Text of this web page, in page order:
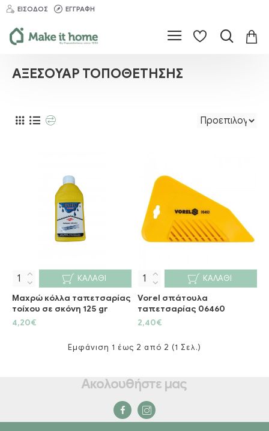
ΕΊΣΟΔΟΣ ΕΓΓΡΑΦΉ
ΑΞΕΣΟΥΆΡ ΤΟΠΟΘΈΤΗΣΗΣ
Μαχρώ κόλλα ταπετσαρίας
τοίχου σε σκόνη 125 gr
4,20€
ΚΑΛΆΘΙ
Vorel σπάτουλα
ταπετσαρίας 06460
2,40€
ΚΑΛΆΘΙ
Εμφάνιση 1 έως 2 από 2 (1 Σελ.)
Ακολουθήστε μας